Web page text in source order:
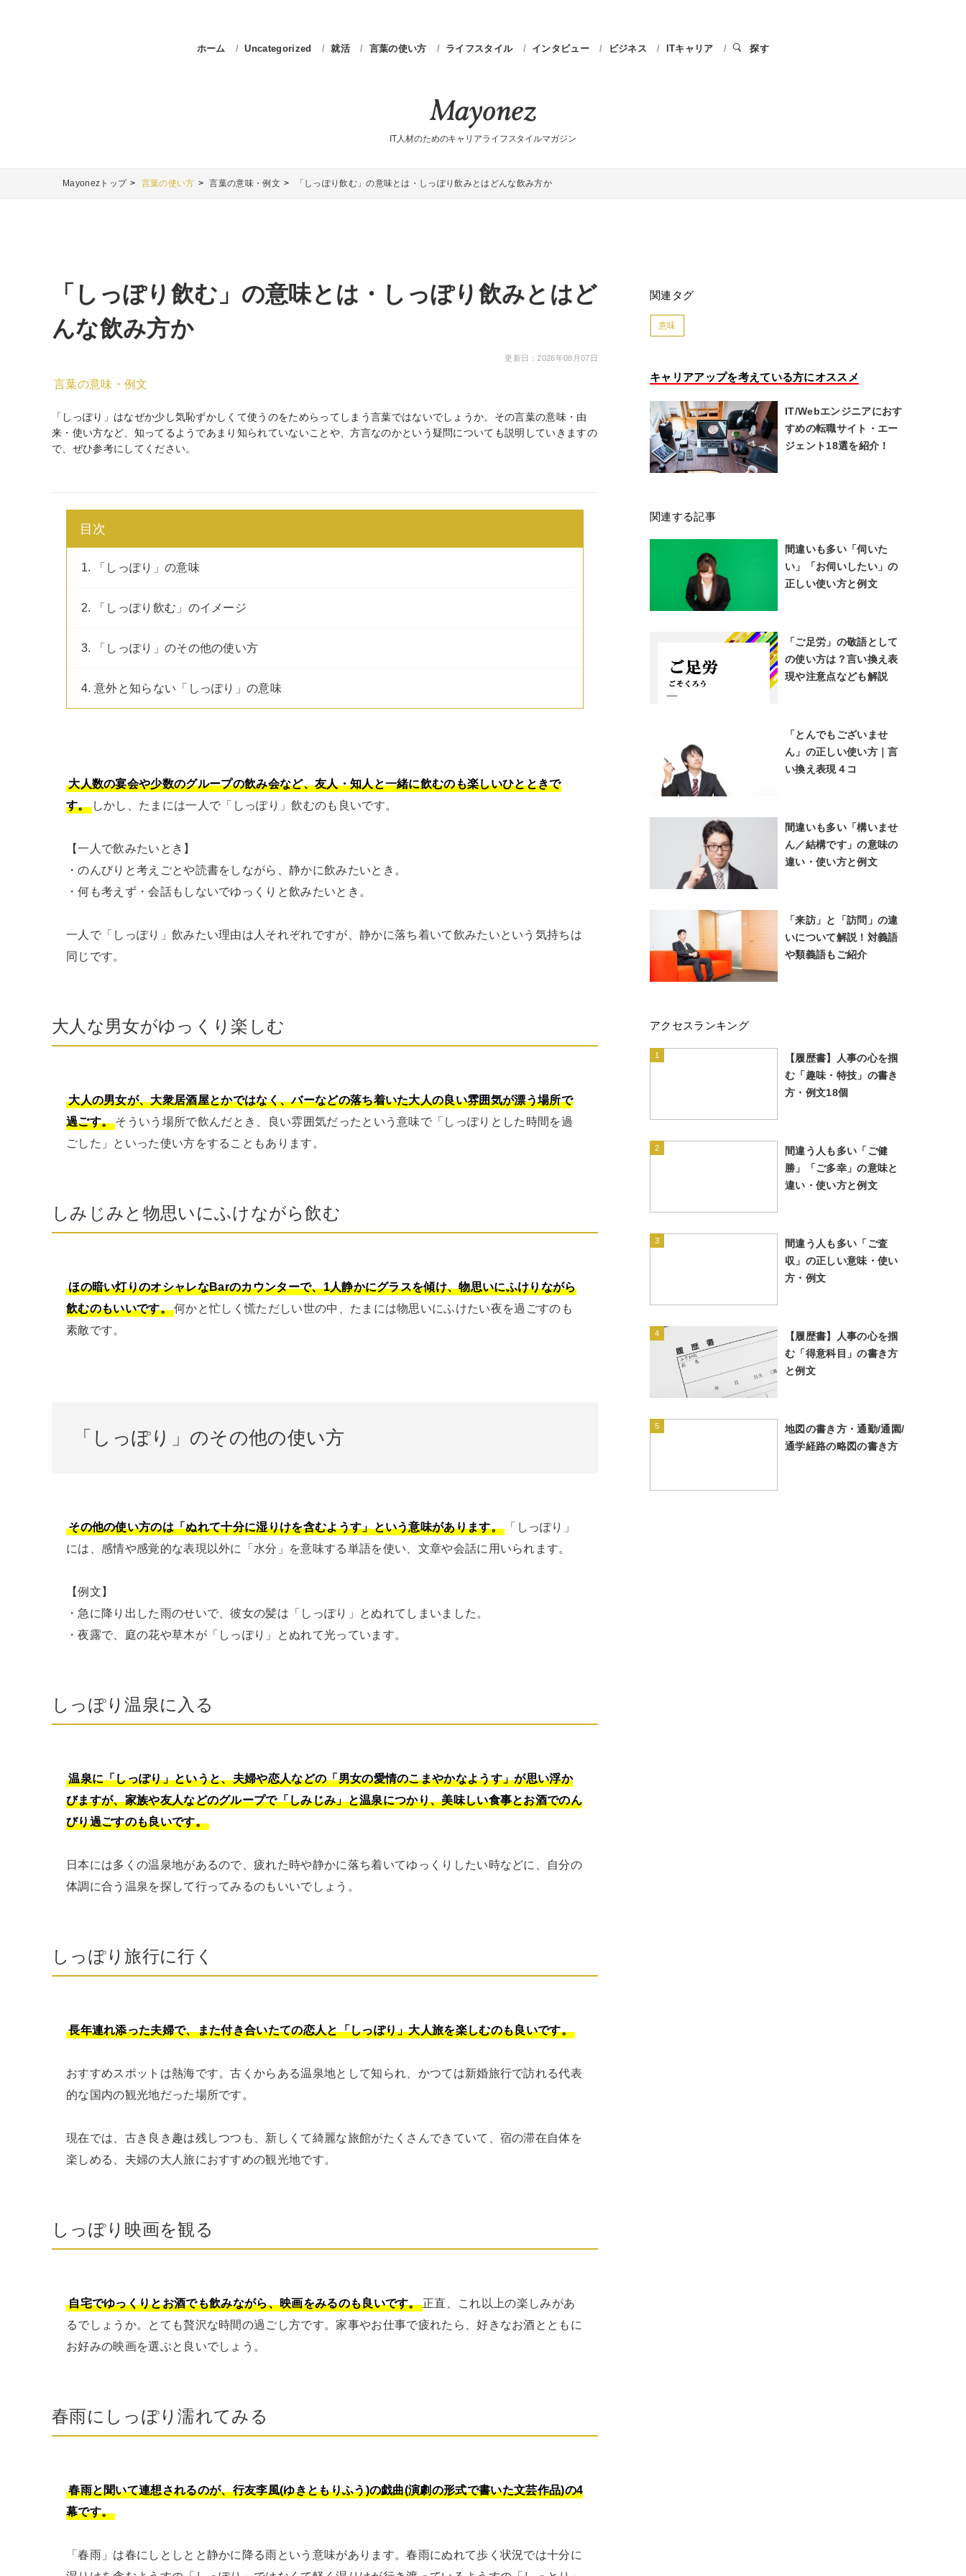
ホーム Uncategorized 就活 言葉の使い方 ライフスタイル インタビュー ビジネス ITキャリア 探す
IT人材のためのキャリアライフスタイルマガジン
Mayonezトップ 言葉の使い方 言葉の意味・例文 「しっぽり飲む」の意味とは・しっぽり飲みとはどんな飲み方か
「しっぽり飲む」の意味とは・しっぽり飲みとはど
んな飲み方か
更新日：2026年08月07日
言葉の意味・例文
「しっぽり」はなぜか少し気恥ずかしくて使うのをためらってしまう言葉ではないでしょうか。その言葉の意味・由
来・使い方など、知ってるようであまり知られていないことや、方言なのかという疑問についても説明していきますの
で、ぜひ参考にしてください。
目次
1. 「しっぽり」の意味
2. 「しっぽり飲む」のイメージ
3. 「しっぽり」のその他の使い方
4. 意外と知らない「しっぽり」の意味
大人数の宴会や少数のグループの飲み会など、友人・知人と一緒に飲むのも楽しいひとときで
す。しかし、たまには一人で「しっぽり」飲むのも良いです。
【一人で飲みたいとき】
・のんびりと考えごとや読書をしながら、静かに飲みたいとき。
・何も考えず・会話もしないでゆっくりと飲みたいとき。
一人で「しっぽり」飲みたい理由は人それぞれですが、静かに落ち着いて飲みたいという気持ちは
同じです。
大人な男女がゆっくり楽しむ
大人の男女が、大衆居酒屋とかではなく、バーなどの落ち着いた大人の良い雰囲気が漂う場所で
過ごす。 そういう場所で飲んだとき、良い雰囲気だったという意味で「しっぽりとした時間を過
ごした」といった使い方をすることもあります。
しみじみと物思いにふけながら飲む
ほの暗い灯りのオシャレなBarのカウンターで、1人静かにグラスを傾け、物思いにふけりながら
飲むのもいいです。何かと忙しく慌ただしい世の中、たまには物思いにふけたい夜を過ごすのも
素敵です。
「しっぽり」のその他の使い方
その他の使い方のは「ぬれて十分に湿りけを含むようす」という意味があります。
「しっぽり」
には、感情や感覚的な表現以外に「水分」を意味する単語を使い、文章や会話に用いられます。
【例文】
・急に降り出した雨のせいで、彼女の髪は「しっぽり」とぬれてしまいました。
・夜露で、庭の花や草木が「しっぽり」とぬれて光っています。
しっぽり温泉に入る
温泉に「しっぽり」というと、夫婦や恋人などの「男女の愛情のこまやかなようす」が思い浮か
びますが、家族や友人などのグループで「しみじみ」と温泉につかり、美味しい食事とお酒でのん
びり過ごすのも良いです。
日本には多くの温泉地があるので、疲れた時や静かに落ち着いてゆっくりしたい時などに、自分の
体調に合う温泉を探して行ってみるのもいいでしょう。
しっぽり旅行に行く
長年連れ添った夫婦で、また付き合いたての恋人と「しっぽり」大人旅を楽しむのも良いです。
おすすめスポットは熱海です。古くからある温泉地として知られ、かつては新婚旅行で訪れる代表
的な国内の観光地だった場所です。
現在では、古き良き趣は残しつつも、新しくて綺麗な旅館がたくさんできていて、宿の滞在自体を
楽しめる、夫婦の大人旅におすすめの観光地です。
しっぽり映画を観る
自宅でゆっくりとお酒でも飲みながら、映画をみるのも良いです。正直、これ以上の楽しみがあ
るでしょうか。とても贅沢な時間の過ごし方です。家事やお仕事で疲れたら、好きなお酒とともに
お好みの映画を選ぶと良いでしょう。
春雨にしっぽり濡れてみる
春雨と聞いて連想されるのが、行友李風(ゆきともりふう)の戯曲(演劇の形式で書いた文芸作品)の4
幕です。
「春雨」は春にしとしとと静かに降る雨という意味があります。春雨にぬれて歩く状況では十分に
関連タグ
意味
キャリアアップを考えている方にオススメ
IT/Webエンジニアにおす
すめの転職サイト・エー
ジェント18選を紹介！
関連する記事
間違いも多い「伺いた
い」「お伺いしたい」の
正しい使い方と例文
「ご足労」の敬語として
の使い方は？言い換え表
現や注意点なども解説
「とんでもございませ
ん」の正しい使い方｜言
い換え表現４コ
間違いも多い「構いませ
ん／結構です」の意味の
違い・使い方と例文
「来訪」と「訪問」の違
いについて解説！対義語
や類義語もご紹介
アクセスランキング
1
【履歴書】人事の心を掴
む「趣味・特技」の書き
方・例文18個
2
間違う人も多い「ご健
勝」「ご多幸」の意味と
違い・使い方と例文
3
間違う人も多い「ご査
収」の正しい意味・使い
方・例文
4
【履歴書】人事の心を掴
む「得意科目」の書き方
と例文
5
地図の書き方・通勤/通園/
通学経路の略図の書き方